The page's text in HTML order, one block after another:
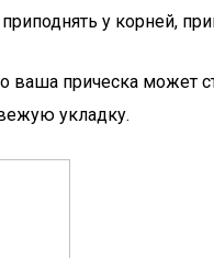
у корней,
ваша прическа может
укладку.